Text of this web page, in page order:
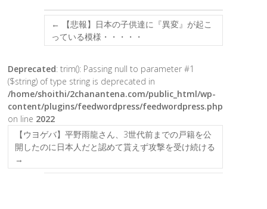
←
【悲報】日本の子供達に『異変』が起こ
っている模様・・・・・
Deprecated: trim(): Passing null to parameter #1
($string) of type string is deprecated in
/home/shoithi/2chanantena.com/public_html/wp-
content/plugins/feedwordpress/feedwordpress.php
on line 2022
【ウヨゲバ】平野雨龍さん、3世代前までの戸籍を公
開したのに日本人だと認めて貰えず攻撃を受け続ける
→